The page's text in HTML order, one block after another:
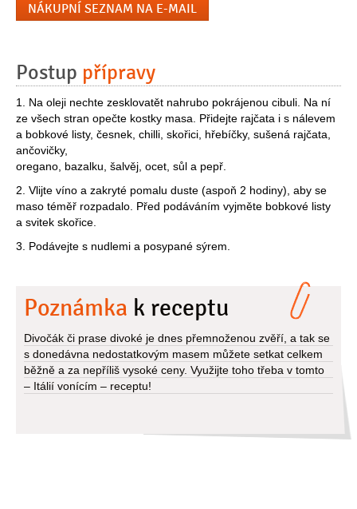
NÁKUPNÍ SEZNAM NA E-MAIL
Postup přípravy
1. Na oleji nechte zesklovatět nahrubo pokrájenou cibuli. Na ní
ze všech stran opečte kostky masa. Přidejte rajčata i s nálevem
a bobkové listy, česnek, chilli, skořici, hřebíčky, sušená rajčata,
ančovičky,
oregano, bazalku, šalvěj, ocet, sůl a pepř.
2. Vlijte víno a zakryté pomalu duste (aspoň 2 hodiny), aby se
maso téměř rozpadalo. Před podáváním vyjměte bobkové listy
a svitek skořice.
3. Podávejte s nudlemi a posypané sýrem.
Poznámka k receptu
Divočák či prase divoké je dnes přemnoženou zvěří, a tak se
s donedávna nedostatkovým masem můžete setkat celkem
běžně a za nepříliš vysoké ceny. Využijte toho třeba v tomto
– Itálií vonícím – receptu!